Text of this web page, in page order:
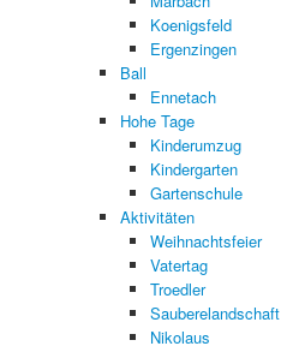
Koenigsfeld
Ergenzingen
Ball
Ennetach
Hohe Tage
Kinderumzug
Kindergarten
Gartenschule
Aktivitäten
Weihnachtsfeier
Vatertag
Troedler
Sauberelandschaft
Nikolaus